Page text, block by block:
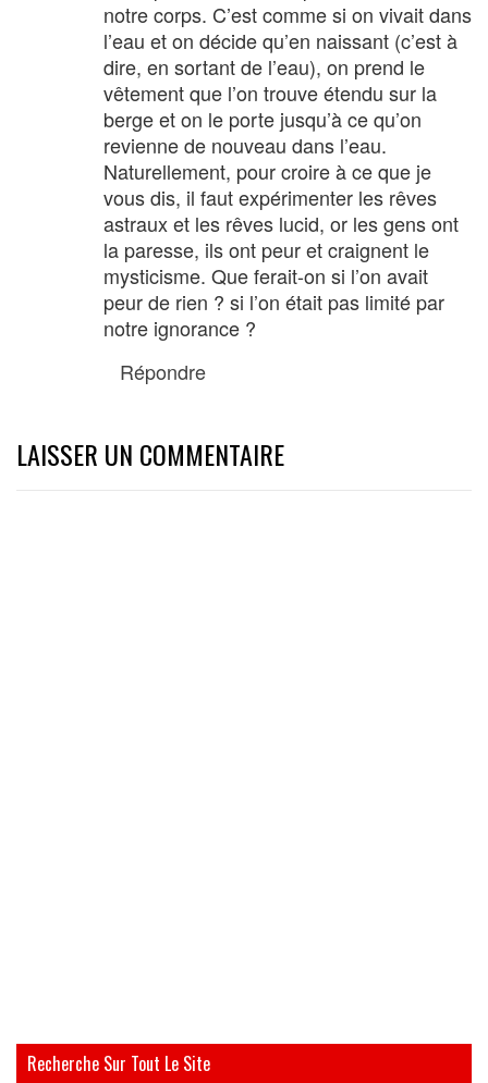
notre corps. C’est comme si on vivait dans
l’eau et on décide qu’en naissant (c’est à
dire, en sortant de l’eau), on prend le
vêtement que l’on trouve étendu sur la
berge et on le porte jusqu’à ce qu’on
revienne de nouveau dans l’eau.
Naturellement, pour croire à ce que je
vous dis, il faut expérimenter les rêves
astraux et les rêves lucid, or les gens ont
la paresse, ils ont peur et craignent le
mysticisme. Que ferait-on si l’on avait
peur de rien ? si l’on était pas limité par
notre ignorance ?
Répondre
LAISSER UN COMMENTAIRE
Recherche Sur Tout Le Site